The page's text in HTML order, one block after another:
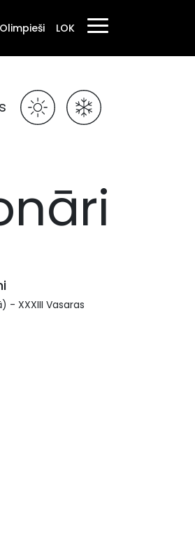
Olimpieši LOK
XXXIII Vasaras